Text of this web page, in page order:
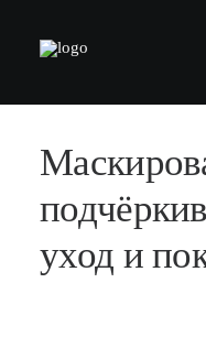
БАРБЕРШОПЫ
УСЛУГИ
КОСМЕТИКА
уход и